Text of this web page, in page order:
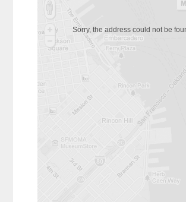
Sorry, the address could not be